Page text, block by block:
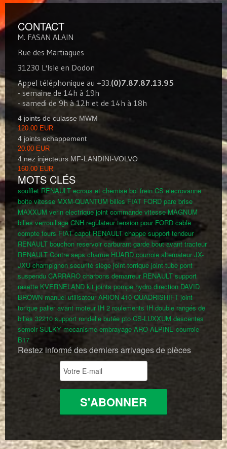
CONTACT
M. FASAN ALAIN
Rue des Martiagues
31230 L'Isle en Dodon
Appel téléphonique au +33.(0)7.87.87.13.95
- semaine de 14h à 19h
- samedi de 9h à 12h et de 14h à 18h
4 joints de culasse MWM
120.00 EUR
4 joints echappement
20.00 EUR
4 nez injecteurs MF-LANDINI-VOLVO
160.00 EUR
MOTS CLÉS
soufflet RENAULT ecrous et chemise bol frein CS elecrovanne
boite vitesse MXM-QUANTUM billes FIAT FORD pare brise
MAXXUM verin electrique joint commande vitesse MAGNUM
billes verrouillage CNH regulateur tension pour FORD cable
compte tours FIAT capot RENAULT chappe support tendeur
RENAULT bouchon reservoir carburant garde bout avant tracteur
RENAULT Contre seps charrue HUARD courroie alternateur JX-
JXU champignon securité siège joint torrique joint tube pont
suspendu CARRARO charbons demarreur RENAULT support
rasette KVERNELAND kit joints pompe hydro direction DAVID
BROWN manuel utilisateur ARION 410 QUADRISHIFT joint
torique palier avant moteur IH 2 roulements IH double rangés de
billes 32210 support rondelle butée pto CS-LUXXUM descentes
semoir SULKY mecanisme embrayage ARO-ALPINE courroie
B17
Restez informé des derniers arrivages de pièces